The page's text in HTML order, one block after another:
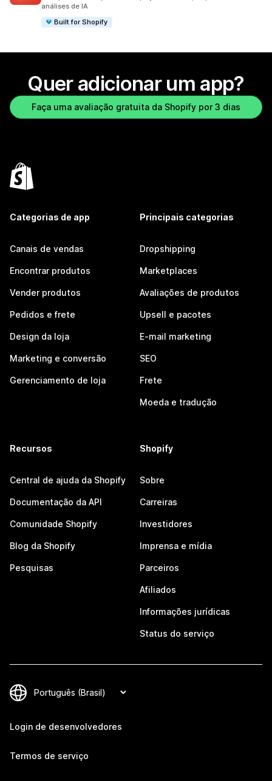
análises de IA
Built for Shopify
Quer adicionar um app?
Faça uma avaliação gratuita da Shopify por 3 dias
Categorias de app
Canais de vendas
Encontrar produtos
Vender produtos
Pedidos e frete
Design da loja
Marketing e conversão
Gerenciamento de loja
Principais categorias
Dropshipping
Marketplaces
Avaliações de produtos
Upsell e pacotes
E-mail marketing
SEO
Frete
Moeda e tradução
Recursos
Central de ajuda da Shopify
Documentação da API
Comunidade Shopify
Blog da Shopify
Pesquisas
Shopify
Sobre
Carreiras
Investidores
Imprensa e mídia
Parceiros
Afiliados
Informações jurídicas
Status do serviço
Login de desenvolvedores
Termos de serviço